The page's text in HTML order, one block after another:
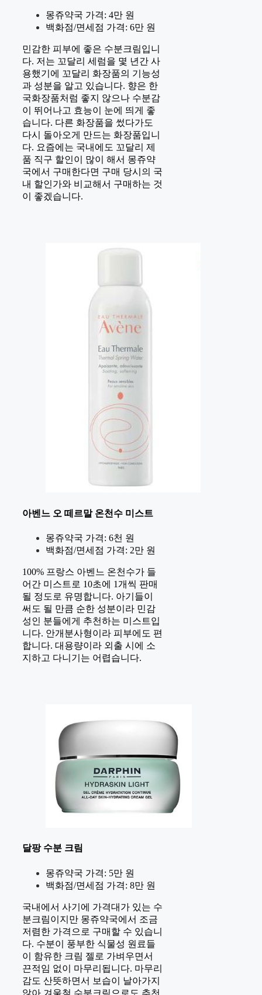
몽쥬약국 가격: 4만 원
백화점/면세점 가격: 6만 원
민감한 피부에 좋은 수분크림입니
다. 저는 꼬달리 세럼을 몇 년간 사
용했기에 꼬달리 화장품의 기능성
과 성분을 알고 있습니다. 향은 한
국화장품처럼 좋지 않으나 수분감
이 뛰어나고 효능이 눈에 띄게 좋
습니다. 다른 화장품을 썼다가도
다시 돌아오게 만드는 화장품입니
다. 요즘에는 국내에도 꼬달리 제
품 직구 할인이 많이 해서 몽쥬약
국에서 구매한다면 구매 당시의 국
내 할인가와 비교해서 구매하는 것
이 좋겠습니다.
아벤느 오 떼르말 온천수 미스트
몽쥬약국 가격: 6천 원
백화점/면세점 가격: 2만 원
100% 프랑스 아벤느 온천수가 들
어간 미스트로 10초에 1개씩 판매
될 정도로 유명합니다. 아기들이
써도 될 만큼 순한 성분이라 민감
성인 분들에게 추천하는 미스트입
니다. 안개분사형이라 피부에도 편
합니다. 대용량이라 외출 시에 소
지하고 다니기는 어렵습니다.
달팡 수분 크림
몽쥬약국 가격: 5만 원
백화점/면세점 가격: 8만 원
국내에서 사기에 가격대가 있는 수
분크림이지만 몽쥬약국에서 조금
저렴한 가격으로 구매할 수 있습니
다. 수분이 풍부한 식물성 원료들
이 함유한 크림 젤로 가벼우면서
끈적임 없이 마무리됩니다. 마무리
감도 산뜻하면서 보습이 날아가지
않아 겨울철 수분크림으로도 추천